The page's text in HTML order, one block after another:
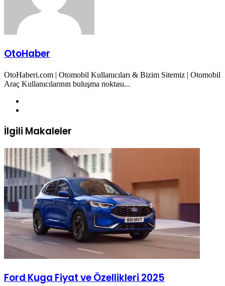
OtoHaber
OtoHaberi.com | Otomobil Kullanıcıları & Bizim Sitemiz | Otomobil
Araç Kullanıcılarının buluşma noktası...
İlgili Makaleler
Ford Kuga Fiyat ve Özellikleri 2025